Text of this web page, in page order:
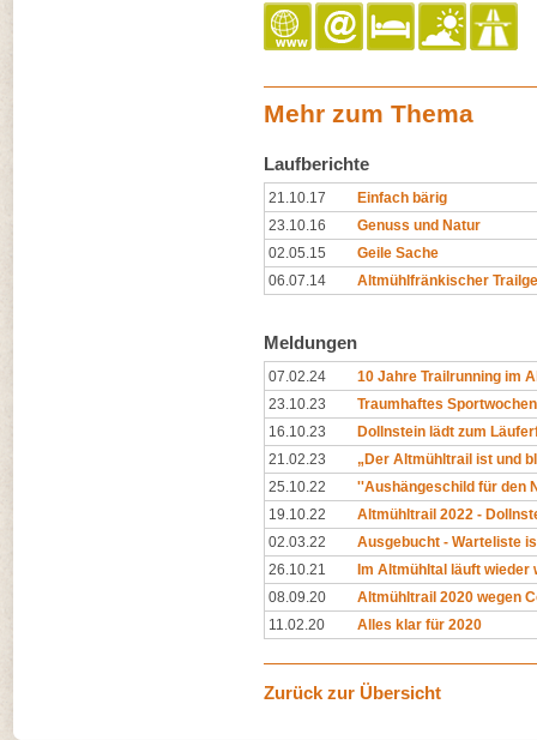
Mehr zum Thema
Laufberichte
21.10.17
Einfach bärig
23.10.16
Genuss und Natur
02.05.15
Geile Sache
06.07.14
Altmühlfränkischer
Meldungen
07.02.24
10 Jahre Trailrunning im
23.10.23
Traumhaftes
16.10.23
Dollnstein lädt zum
21.02.23
„Der Altmühltrail ist und
25.10.22
''Aushängeschild für den
19.10.22
Altmühltrail 2022 -
02.03.22
Ausgebucht - Warteliste
26.10.21
Im Altmühltal läuft wieder
08.09.20
Altmühltrail 2020 wegen
11.02.20
Alles klar für 2020
Zurück zur Übersicht